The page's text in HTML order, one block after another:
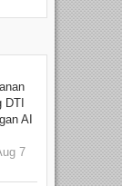
DTI
AI
7